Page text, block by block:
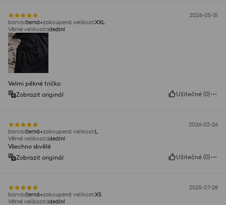
2026-05-31
barva:černá zakoupená velikost:XXL
Věrné velikosti:ideální
Velmi pěkné tričko
Zobrazit originál
Užitečné (0)
2026-02-26
barva:černá zakoupená velikost:L
Věrné velikosti:ideální
Všechno skvělé
Zobrazit originál
Užitečné (0)
2025-07-28
barva:černá zakoupená velikost:XS
Věrné velikosti:ideální